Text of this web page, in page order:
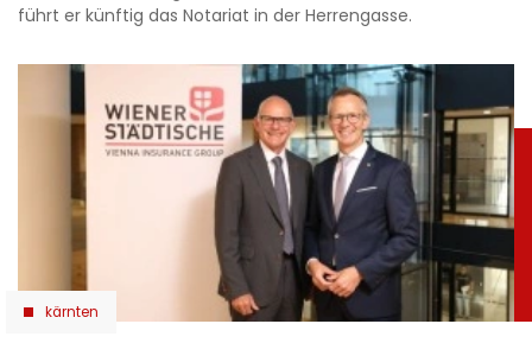
führt er künftig das Notariat in der Herrengasse.
kärnten